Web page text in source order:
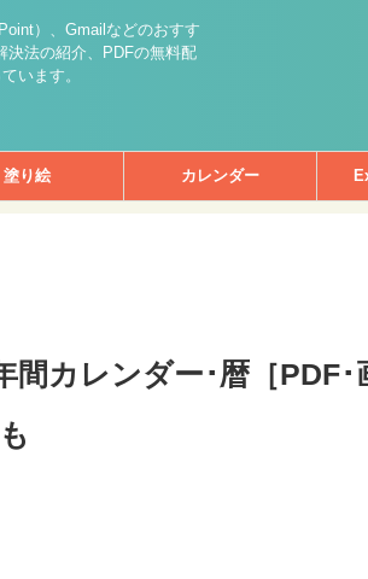
）、Gmailなどのおすす
決法の紹介、PDFの無料配
います。
塗り絵 カレンダー
間カレンダー･暦［PDF･